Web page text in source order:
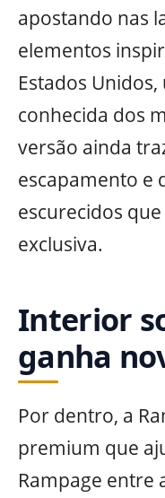
apostando nas
elementos
Estados
conhecida dos
versão ainda
escapamento e
escurecidos
exclusiva.
Interior
ganha
Por dentro, a
premium que
Rampage entre